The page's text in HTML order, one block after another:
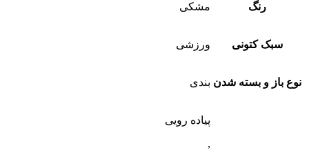
رنگ مشکی
سبک کتونی ورزشی
نوع باز و بسته شدن بندی
پیاده رویی
,